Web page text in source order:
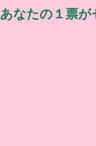
あなたの１票